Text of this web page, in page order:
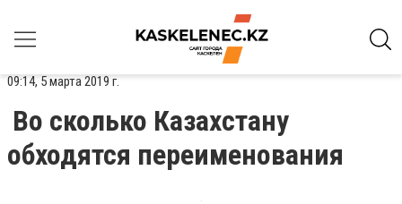
09:14, 5 марта 2019 г.
Во сколько Казахстану
обходятся переименования